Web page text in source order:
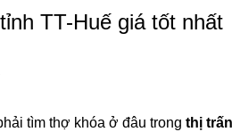
TT-Huế giá tốt nhất
tìm thợ khóa ở đâu trong thị